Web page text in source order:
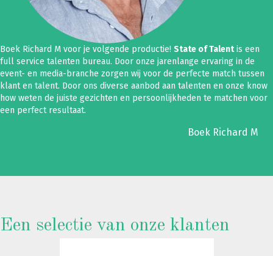
Boek Richard M voor je volgende productie! State of Talentis een
full service talenten bureau. Door onze jarenlange ervaring in de
event- en media-branche zorgen wij voor de perfecte match tussen
klant en talent. Door ons diverse aanbod aan talenten en onze know
how weten de juiste gezichten en persoonlijkheden te matchen voor
een perfect resultaat.
Boek Richard M
Een selectie van onze klanten